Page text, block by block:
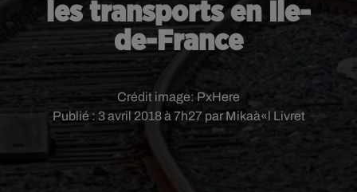
les transports en Ile-
de-France
Publié : 3 avril 2018 à 7h27 par Mikaà«l Livret
Crédit image: PxHere